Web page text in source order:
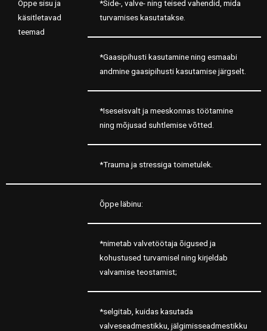
Õppe sisu ja
käsitletavad
teemad
*Side-, valve- ning teised vahendid, mida
turvamises kasutatakse.
*Gaasipihusti kasutamine ning esmaabi
andmine gaasipihusti kasutamise järgselt.
*Iseseisvalt ja meeskonnas töötamine
ning mõjusad suhtlemise võtted.
*Trauma ja stressiga toimetulek.
Õppe läbinu:
*nimetab valvetöötaja õigused ja
kohustused turvamisel ning kirjeldab
valvamise teostamist;
*selgitab, kuidas kasutada
valveseadmestikku, jälgimisseadmestikku